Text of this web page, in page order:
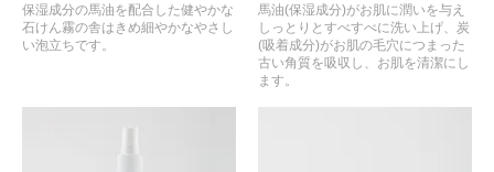
保湿成分の馬油を配合した健やかな
石けん霧の舎はきめ細やかなやさし
い泡立ちです。
馬油(保湿成分)がお肌に潤いを与え
しっとりとすべすべに洗い上げ、炭
(吸着成分)がお肌の毛穴につまった
古い角質を吸収し、お肌を清潔にし
ます。